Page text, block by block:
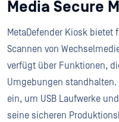
Media Secure
MetaDefender Kiosk
Scannen von
verfügt über Funktionen,
Umgebungen standhalten.
ein, um USB Laufwerke
seine sicheren